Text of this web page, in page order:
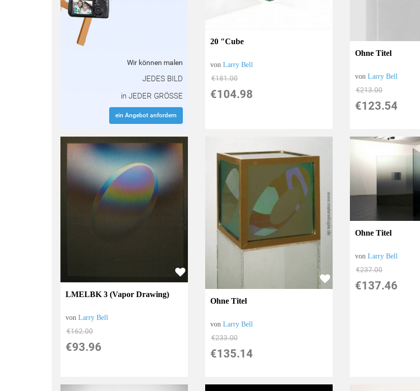
Wir können malen
JEDES BILD
in JEDER GRÖSSE
ein Angebot anfordern
20 "Cube
vonLarry Bell
€181.00
€104.98
Ohne Titel
vonLarry Bell
€213.00
€123.54
LMELBK 3 (Vapor Drawing)
vonLarry Bell
€162.00
€93.96
Ohne Titel
vonLarry Bell
€233.00
€135.14
Ohne Titel
vonLarry Bell
€237.00
€137.46